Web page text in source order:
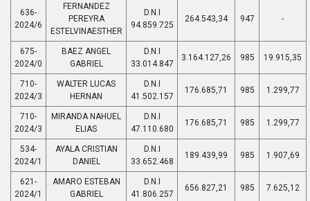
636-
2024/6
FERNANDEZ
PEREYRA
ESTELVINAESTHER
D.N.I
94.859.725
264.543,34 947 -
675-
2024/0
BAEZ ANGEL
GABRIEL
D.N.I
33.014.847
3.164.127,26 985 19.915,35
710-
2024/3
WALTER LUCAS
HERNAN
D.N.I
41.502.157
176.685,71 985 1.299,77
710-
2024/3
MIRANDA NAHUEL
ELIAS
D.N.I
47.110.680
176.685,71 985 1.299,77
534-
2024/1
AYALA CRISTIAN
DANIEL
D.N.I
33.652.468
189.439,99 985 1.907,69
621-
2024/1
AMARO ESTEBAN
GABRIEL
D.N.I
41.806.257
656.827,21 985 7.625,12